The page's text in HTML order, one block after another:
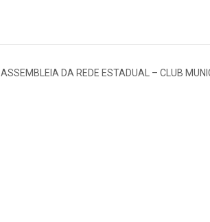
ASSEMBLEIA DA REDE ESTADUAL – CLUB